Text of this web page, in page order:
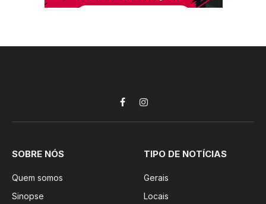
FacebookInstagram
SOBRE NÓS
Quem somos
Sinopse
TIPO DE NOTÍCIAS
Gerais
Locais